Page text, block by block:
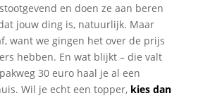
en doen ze aan beren
jouw ding is, natuurlijk. Maar
want we gingen het over de prijs
hebben. En wat blijkt – die valt
30 euro haal je al een
Wil je echt een topper,kies dan